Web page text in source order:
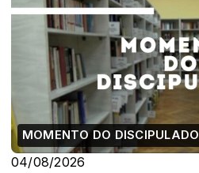
MOMENTO DO DISCIPULADO
04/08/2026